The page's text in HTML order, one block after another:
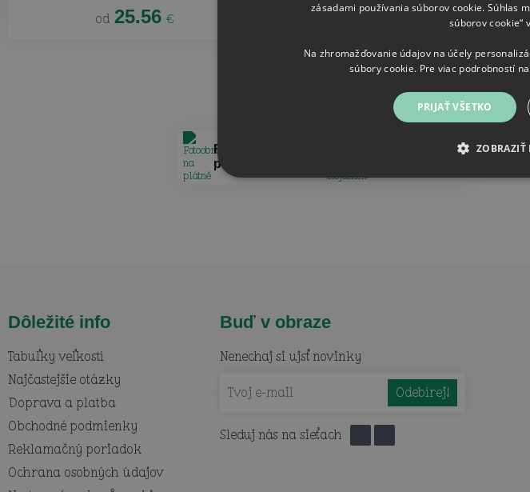
od 25.56 € 19.96
Další
Fotoobrazy na
plátně
Dôležité info
Tabuľky veľkostí
Najčastejšie otázky
Doprava a platba
Obchodné podmienky
Reklamačný poriadok
Ochrana osobných údajov
Buď v obraze
Nenechaj si ujsť novinky
Sleduj nás na sieťach
zásadami používania súborov cookie. Súhlas
súborov cookie“
Na zhromažďovanie údajov na účely
súbory cookie. Pre viac podrobností
PRIJAŤ VŠETKO
ZOBRAZIŤ